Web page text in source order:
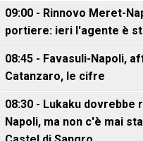
09:00 - Rinnovo Meret-
portiere: ieri l'agente è
08:45 - Favasuli-Napoli,
Catanzaro, le cifre
08:30 - Lukaku
Napoli, ma non c'è mai